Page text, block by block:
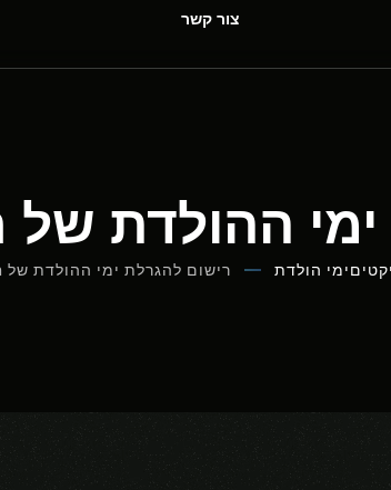
צור קשר
ההולדת
ימי הולדת רישום להגרלת ימי ההולדת של